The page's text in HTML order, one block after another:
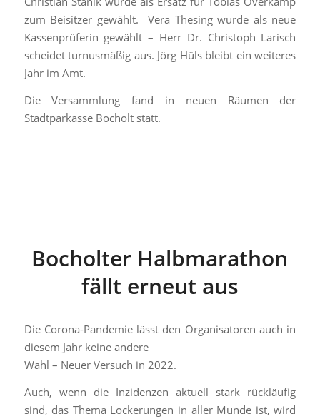
zum Beisitzer gewählt. Vera Thesing wurde als neue
Kassenprüferin gewählt – Herr Dr. Christoph Larisch
scheidet turnusmäßig aus. Jörg Hüls bleibt ein weiteres
Jahr im Amt.
Die Versammlung fand in neuen Räumen der
Stadtparkasse Bocholt statt.
Bocholter Halbmarathon
fällt erneut aus
Die Corona-Pandemie lässt den Organisatoren auch in
diesem Jahr keine andere
Wahl – Neuer Versuch in 2022.
Auch, wenn die Inzidenzen aktuell stark rückläufig
sind, das Thema Lockerungen in aller Munde ist, wird